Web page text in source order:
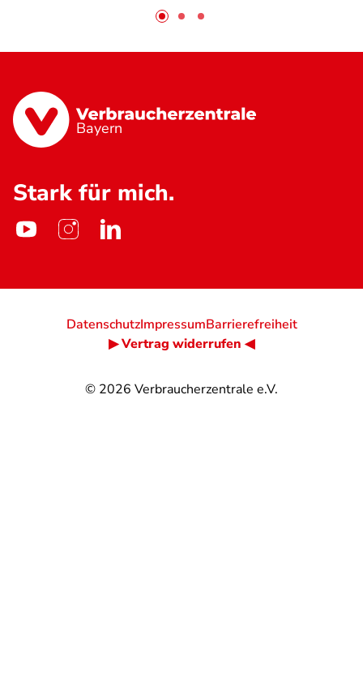
Bayern
Stark für mich.
© 2026 Verbraucherzentrale e.V.
DatenschutzImpressumBarrierefreiheit
▶ Vertrag widerrufen ◀